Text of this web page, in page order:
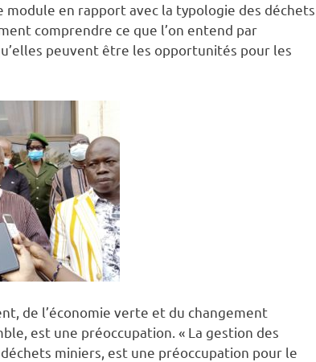
en rapport avec la typologie des déchets
comprendre ce que l’on entend par
peuvent être les opportunités pour les
de l’économie verte et du changement
est une préoccupation. « La gestion des
miniers, est une préoccupation pour le